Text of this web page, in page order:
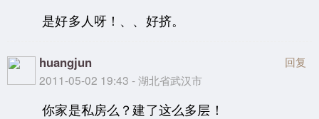
是好多人呀！、、好挤。
huangjun
2011-05-02 19:43 - 湖北省武汉市
回复
你家是私房么？建了这么多层！